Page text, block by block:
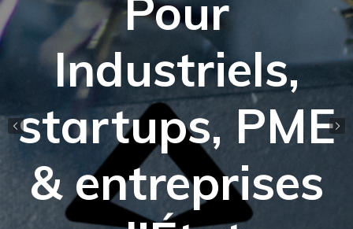
Pour
Industriels,
startups, PME
& entreprises